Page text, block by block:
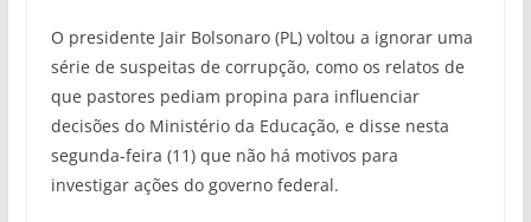
O presidente Jair Bolsonaro (PL) voltou a ignorar uma
série de suspeitas de corrupção, como os relatos de
que pastores pediam propina para influenciar
decisões do Ministério da Educação, e disse nesta
segunda-feira (11) que não há motivos para
investigar ações do governo federal.